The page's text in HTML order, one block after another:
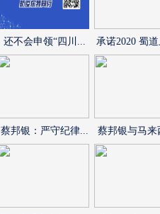
还不会申领“四川... 承诺2020 蜀
蔡邦银：严守纪律... 蔡邦银与马来